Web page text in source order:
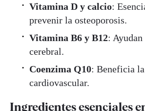
Vitamina D y calcio:
prevenir la osteoporosis.
Vitamina B6 y B12:
cerebral.
Coenzima Q10: Beneficia
cardiovascular.
Ingredientes esenciales